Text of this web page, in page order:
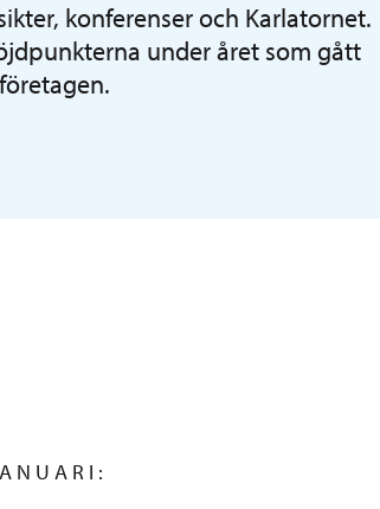
konferenser och Karlatornet.
under året som gått
N U A R I :